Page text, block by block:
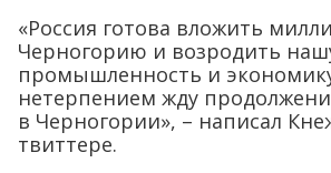
«Россия готова вложить
Черногорию и возродить
промышленность и
нетерпением жду
в Черногории», – написал
твиттере.